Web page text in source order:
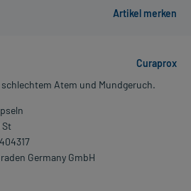
Curaprox
Atem und Mundgeruch.
St
Germany GmbH